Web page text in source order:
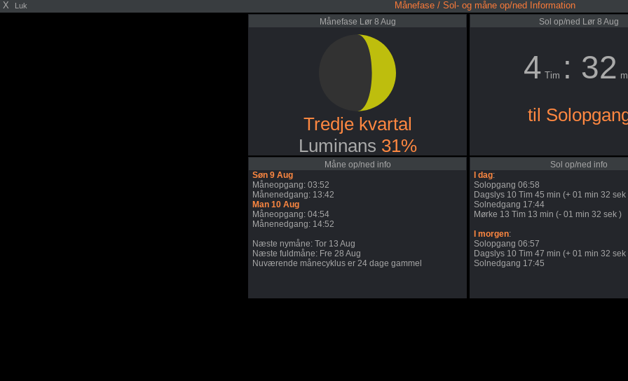
X Luk Månefase / Sol- og måne op/ned Information
Månefase Lør 8 Aug
Tredje kvartal
Luminans 31%
Sol op/ned Lør 8 Aug
4 Tim : 32
til
Måne op/ned info
Søn 9 Aug
Måneopgang: 03:52
Månenedgang: 13:42
Man 10 Aug
Måneopgang: 04:54
Månenedgang: 14:52
Næste nymåne: Tor 13 Aug
Næste fuldmåne: Fre 28 Aug
Nuværende månecyklus er 24 dage gammel
Sol op/ned info
I dag:
Solopgang 06:58
Dagslys 10 Tim 45 min (+ 01 min 32 sek
Solnedgang 17:44
Mørke 13 Tim 13 min (- 01 min 32 sek )
I morgen:
Solopgang 06:57
Dagslys 10 Tim 47 min (+ 01 min 32 sek
Solnedgang 17:45